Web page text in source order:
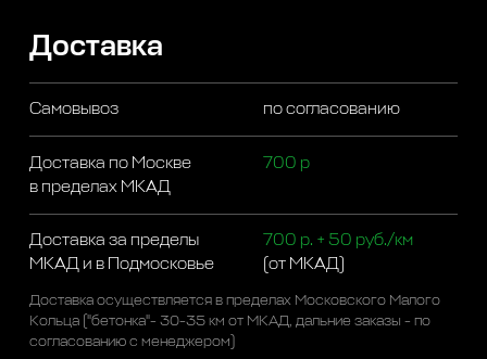
Доставка
Самовывоз по согласованию
Доставка по Москве
в пределах МКАД
700 р
Доставка за пределы
МКАД и в Подмосковье
700 р. + 50 руб./км
(от МКАД)
Доставка осуществляется в пределах Московского Малого
Кольца ("бетонка"- 30-35 км от МКАД, дальние заказы - по
согласованию с менеджером)